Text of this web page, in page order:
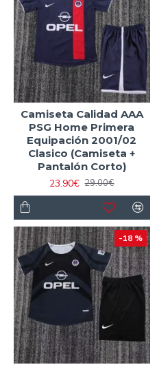
Camiseta Calidad AAA
PSG Home Primera
Equipación 2001/02
Clasico (Camiseta +
Pantalón Corto)
23.90€ 29.00€
-18 %